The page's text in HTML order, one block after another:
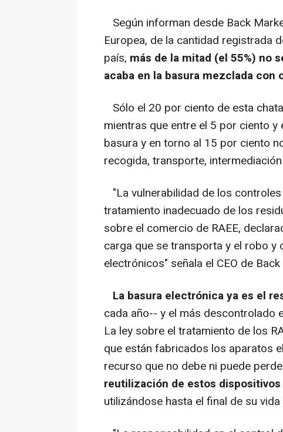
Según informan desde Back
Europea, de la cantidad registrada
país, más de la mitad (el 55%) no
acaba en la basura mezclada con
Sólo el 20 por ciento de esta
mientras que entre el 5 por ciento
basura y en torno al 15 por ciento
recogida, transporte,
"La vulnerabilidad de los
tratamiento inadecuado de los
sobre el comercio de RAEE,
carga que se transporta y el robo
electrónicos" señala el CEO de
La basura electrónica ya es el
cada año-- y el más descontrolado
La ley sobre el tratamiento de los
que están fabricados los aparatos
recurso que no debe ni puede
reutilización de estos dispositivos
utilizándose hasta el final de su vida